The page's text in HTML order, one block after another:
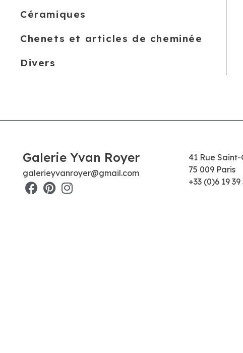
Céramiques
Chenets et articles de cheminée
Divers
Galerie Yvan Royer
galerieyvanroyer@gmail.com
41 Rue
75 009 Paris
+33 (0)6 19 39